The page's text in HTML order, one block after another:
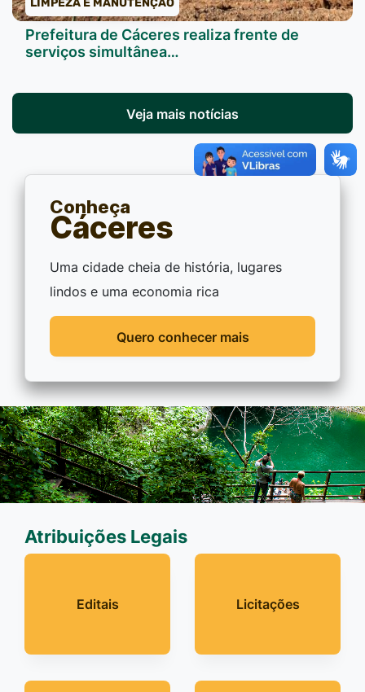
LIMPEZA E MANUTENÇÃO
Prefeitura de Cáceres realiza frente de
serviços simultânea…
Veja mais notícias
Conheça
Cáceres
Uma cidade cheia de história, lugares
lindos e uma economia rica
Quero conhecer mais
Atribuições Legais
Editais Licitações